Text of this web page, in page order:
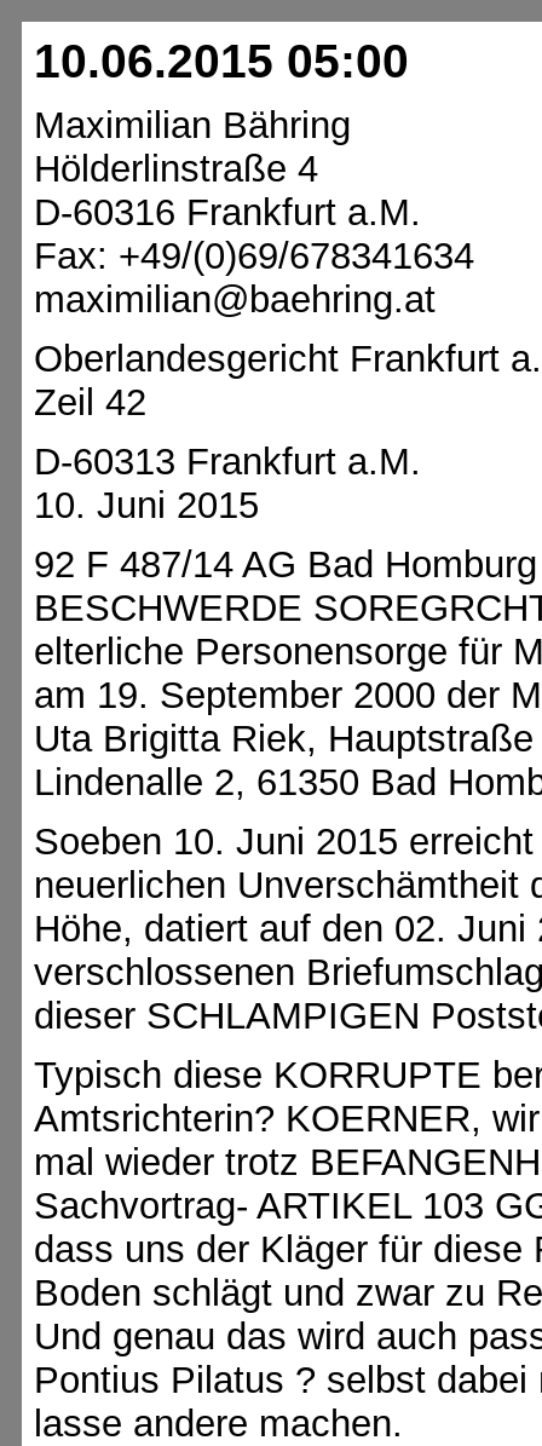
10.06.2015 05:00
Maximilian Bähring
Hölderlinstraße 4
D-60316 Frankfurt a.M.
Fax: +49/(0)69/678341634
maximilian@baehring.at
Oberlandesgericht Frankfurt
Zeil 42
D-60313 Frankfurt a.M.
10. Juni 2015
92 F 487/14 AG Bad
BESCHWERDE
elterliche Personensorge für
am 19. September 2000 der
Uta Brigitta Riek,
Lindenalle 2, 61350 Bad
Soeben 10. Juni 2015
neuerlichen Unverschämtheit
Höhe, datiert auf den 02.
verschlossenen
dieser SCHLAMPIGEN
Typisch diese KORRUPTE
Amtsrichterin? KOERNER,
mal wieder trotz
Sachvortrag- ARTIKEL 103
dass uns der Kläger für
Boden schlägt und zwar zu
Und genau das wird auch
Pontius Pilatus ? selbst
lasse andere machen.